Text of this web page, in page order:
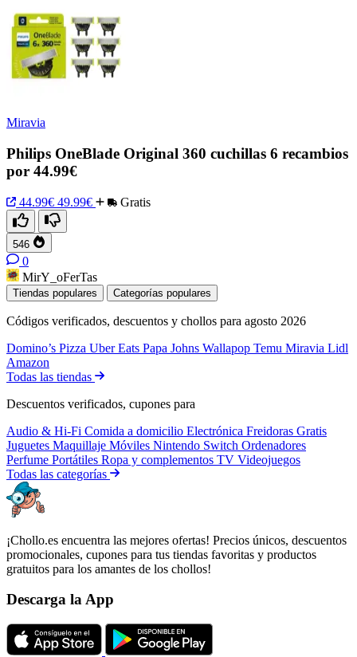
Miravia
Philips OneBlade Original 360 cuchillas 6 recambios
por 44.99€
44.99€ 49.99€ Gratis
546
0
MirY_oFerTas
Tiendas populares Categorías populares
Códigos verificados, descuentos y chollos para agosto 2026
Domino’s Pizza Uber Eats Papa Johns Wallapop Temu Miravia Lidl
Amazon
Todas las tiendas
Descuentos verificados, cupones para
Audio & Hi-Fi Comida a domicilio Electrónica Freidoras Gratis
Juguetes Maquillaje Móviles Nintendo Switch Ordenadores
Perfume Portátiles Ropa y complementos TV Videojuegos
Todas las categorías
¡Chollo.es encuentra las mejores ofertas! Precios únicos, descuentos
promocionales, cupones para tus tiendas favoritas y productos
gratuitos para los amantes de los chollos!
Descarga la App